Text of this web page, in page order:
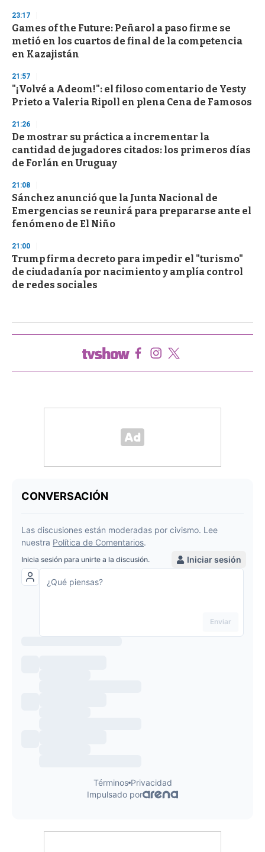
23:17
Games of the Future: Peñarol a paso firme se
metió en los cuartos de final de la competencia
en Kazajistán
21:57
"¡Volvé a Adeom!": el filoso comentario de Yesty
Prieto a Valeria Ripoll en plena Cena de Famosos
21:26
De mostrar su práctica a incrementar la
cantidad de jugadores citados: los primeros días
de Forlán en Uruguay
21:08
Sánchez anunció que la Junta Nacional de
Emergencias se reunirá para prepararse ante el
fenómeno de El Niño
21:00
Trump firma decreto para impedir el "turismo"
de ciudadanía por nacimiento y amplía control
de redes sociales